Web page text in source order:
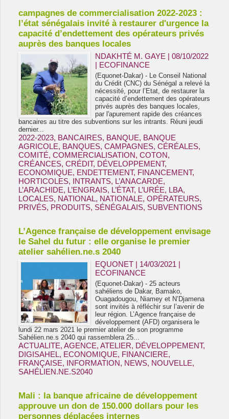
campagnes de commercialisation 2022-2023 :
l’état sénégalais invité à restaurer d'urgence la
capacité d’endettement des opérateurs privés
auprès des banques locales
NDAKHTÉ M. GAYE | 08/10/2022
| ECOFINANCE
(Equonet-Dakar) - Le Conseil National
du Crédit (CNC) du Sénégal a relevé la
nécessité, pour l’Etat, de restaurer la
capacité d’endettement des opérateurs
privés auprès des banques locales,
par l'apurement rapide des créances
bancaires au titre des subventions sur les intrants. Réuni jeudi
dernier...
2022-2023, BANCAIRES, BANQUE, BANQUE
AGRICOLE, BANQUES, CAMPAGNES, CÉRÉALES,
COMITÉ, COMMERCIALISATION, COTON,
CRÉANCES, CRÉDIT, DÉVELOPPEMENT,
ECONOMIQUE, ENDETTEMENT, FINANCEMENT,
HORTICOLES, INTRANTS, L’ANACARDE,
L’ARACHIDE, L’ENGRAIS, L’ÉTAT, L’URÉE, LBA,
LOCALES, NATIONAL, NATIONALE, OPÉRATEURS,
PRIVÉS, PRODUITS, SÉNÉGALAIS, SUBVENTIONS
L’Agence française de développement envisage
le Sahel du futur : elle organise le premier
atelier sahélien.ne.s 2040
EQUONET | 14/03/2021 |
ECOFINANCE
(Equonet-Dakar) - 25 acteurs
sahéliens de Dakar, Bamako,
Ouagadougou, Niamey et N’Djamena
sont invités à réfléchir sur l’avenir de
leur région. L’Agence française de
développement (AFD) organisera le
lundi 22 mars 2021 le premier atelier de son programme
Sahélien.ne.s 2040 qui rassemblera 25...
ACTUALITE, AGENCE, ATELIER, DÉVELOPPEMENT,
DIGISAHEL, ECONOMIQUE, FINANCIERE,
FRANÇAISE, INFORMATION, NEWS, NOUVELLE,
SAHÉLIEN.NE.S2040
Mali : la banque africaine de développement
approuve un don de 150.000 dollars pour les
personnes déplacées internes